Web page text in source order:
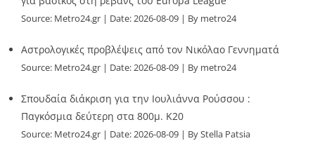
Source: Metro24.gr Date: 2026-08-09 By metro24
Αστρολογικές προβλέψεις από τον Νικόλαο Γεννηματά
Source: Metro24.gr Date: 2026-08-09 By metro24
Σπουδαία διάκριση για την Ιουλιάννα Ρούσσου :
Παγκόσμια δεύτερη στα 800μ. Κ20
Source: Metro24.gr Date: 2026-08-09 By Stella Patsia